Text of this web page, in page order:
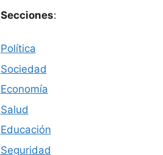
Secciones:
Política
Sociedad
Economía
Salud
Educación
Seguridad